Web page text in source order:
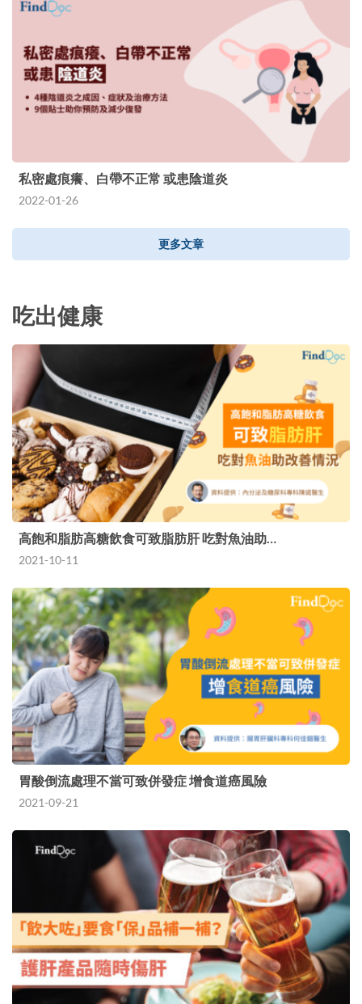
私密處痕癢、白帶不正常 或患陰道炎
2022-01-26
更多文章
吃出健康
高飽和脂肪高糖飲食可致脂肪肝 吃對魚油助…
2021-10-11
胃酸倒流處理不當可致併發症 增食道癌風險
2021-09-21